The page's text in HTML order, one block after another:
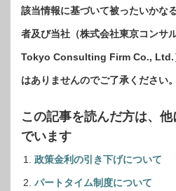
該当情報に基づいて被ったいかな
者及び当社（株式会社東京コンサ
Tokyo Consulting Firm Co., Ltd.
はありませんのでご了承ください。
この記事を読んだ方は、
でいます
政策金利の引き下げについて
パートタイム制度について